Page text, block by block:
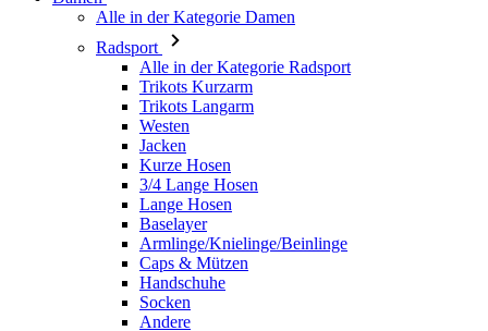
Trikots Langarm
Westen
Jacken
Kurze Hosen
3/4 Lange Hosen
Lange Hosen
Baselayer
Armlinge/Knielinge/Beinlinge
Caps & Mützen
Handschuhe
Socken
Andere
Freizeitbekleidung
Alle in der Kategorie Freizeitbekleidung
T-Shirts
Hoodie